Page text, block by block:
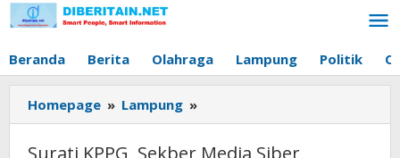
Lewati
ke
Beranda Berita Olahraga Lampung Politik
Homepage » Lampung »
KPPG,
Sekber
Surati KPPG, Sekber Media Siber